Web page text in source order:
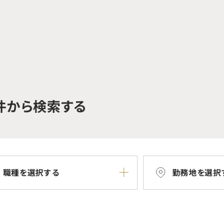
から検索する
職種を選択する 勤務地を選択